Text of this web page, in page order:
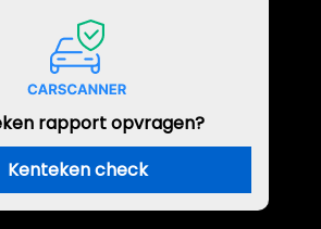
rapport opvragen?
Kenteken check